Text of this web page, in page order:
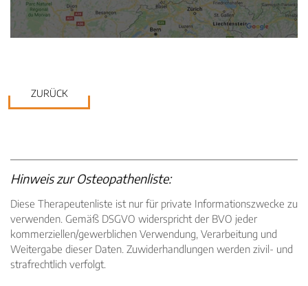
ZURÜCK
Hinweis zur Osteopathenliste:
Diese Therapeutenliste ist nur für private Informationszwecke zu
verwenden. Gemäß DSGVO widerspricht der BVO jeder
kommerziellen/gewerblichen Verwendung, Verarbeitung und
Weitergabe dieser Daten. Zuwiderhandlungen werden zivil- und
strafrechtlich verfolgt.